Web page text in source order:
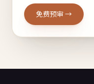
免费预审 →